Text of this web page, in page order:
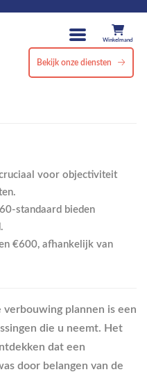
Winkelmand
Bekijk onze diensten
voor objectiviteit
standaard bieden
€600, afhankelijk van
plannen is een
die u neemt. Het
dat een
door belangen van de